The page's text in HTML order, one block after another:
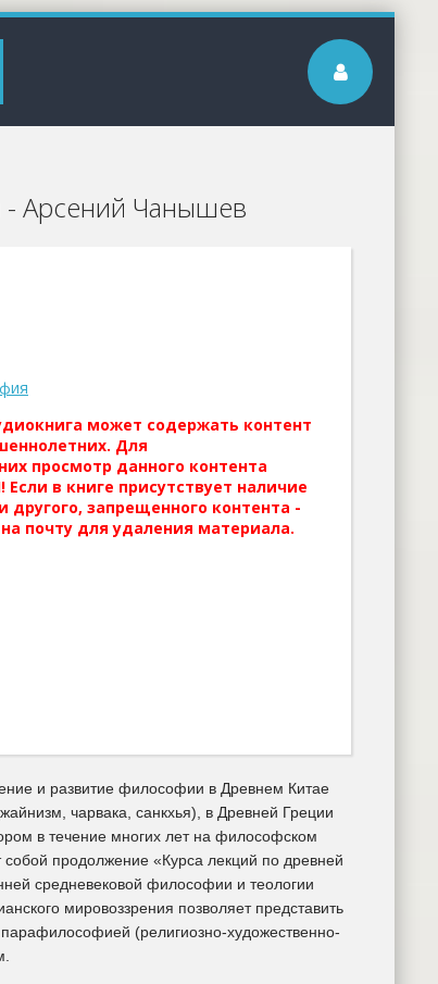
- Арсений Чанышев
может содержать контент
Для
просмотр данного контента
в книге присутствует наличие
другого, запрещенного контента -
почту для удаления материала.
и развитие философии в Древнем Китае
чарвака, санкхья), в Древней Греции
в течение многих лет на философском
продолжение «Курса лекций по древней
средневековой философии и теологии
мировоззрения позволяет представить
(религиозно-художественно-